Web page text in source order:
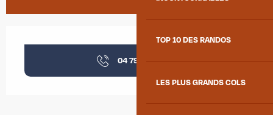
TOP 10 DES RANDOS
LES PLUS GRANDS COLS
04 79 59 30▒▒